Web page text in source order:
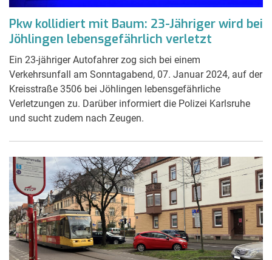
Pkw kollidiert mit Baum: 23-Jähriger wird bei
Jöhlingen lebensgefährlich verletzt
Ein 23-jähriger Autofahrer zog sich bei einem
Verkehrsunfall am Sonntagabend, 07. Januar 2024, auf der
Kreisstraße 3506 bei Jöhlingen lebensgefährliche
Verletzungen zu. Darüber informiert die Polizei Karlsruhe
und sucht zudem nach Zeugen.